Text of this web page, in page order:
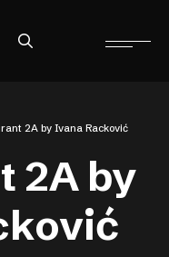
2A by Ivana Racković
2A by